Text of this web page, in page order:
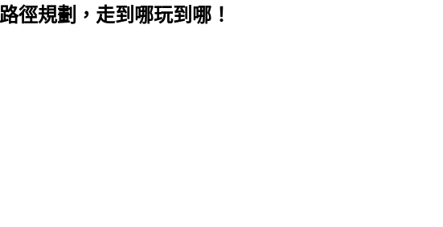
徑規劃，走到哪玩到哪！